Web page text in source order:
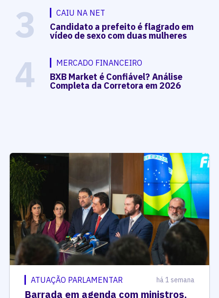
3 CAIU NA NET
Candidato a prefeito é flagrado em
vídeo de sexo com duas mulheres
4 MERCADO FINANCEIRO
BXB Market é Confiável? Análise
Completa da Corretora em 2026
ATUAÇÃO PARLAMENTAR há 1 semana
Barrada em agenda com ministros,